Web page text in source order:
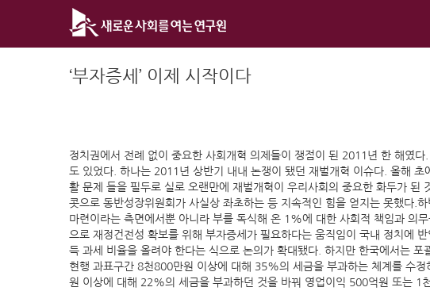
‘부자증세’ 이제 시작이다
정치권에서 전례 없이 중요한 사회개혁 의제들이 쟁점이 된 2011년 한 해였
도 있었다. 하나는 2011년 상반기 내내 논쟁이 됐던 재벌개혁 이슈다. 올해 초
활 문제 들을 필두로 실로 오랜만에 재벌개혁이 우리사회의 중요한 화두가 된
콧으로 동반성장위원회가 사실상 좌초하는 등 지속적인 힘을 얻지는 못했다.
마련이라는 측면에서뿐 아니라 부를 독식해 온 1%에 대한 사회적 책임과 의
으로 재정건전성 확보를 위해 부자증세가 필요하다는 움직임이 국내 정치에
득 과세 비율을 올려야 한다는 식으로 논의가 확대됐다. 하지만 한국에서는
현행 과표구간 8천800만원 이상에 대해 35%의 세금을 부과하는 체계를 수
원 이상에 대해 22%의 세금을 부과하던 것을 바꿔 영업이익 500억원 또는